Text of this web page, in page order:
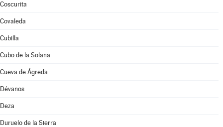
Coscurita
Covaleda
Cubilla
Cubo de la Solana
Cueva de Ágreda
Dévanos
Deza
Duruelo de la Sierra